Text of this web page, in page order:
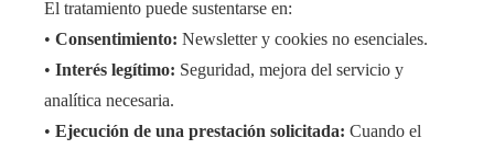
El tratamiento puede sustentarse en:
• Consentimiento: Newsletter y cookies no esenciales.
• Interés legítimo: Seguridad, mejora del servicio y
analítica necesaria.
• Ejecución de una prestación solicitada: Cuando el